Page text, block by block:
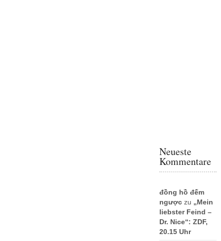
Neueste
Kommentare
đồng hồ đếm
ngượczu „Mein
liebster Feind –
Dr. Nice“: ZDF,
20.15 Uhr